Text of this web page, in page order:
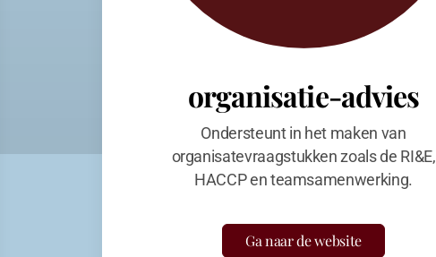
organisatie-advies
Ondersteunt in het maken van
organisatevraagstukken zoals de RI&E,
HACCP en teamsamenwerking.
Ga naar de website